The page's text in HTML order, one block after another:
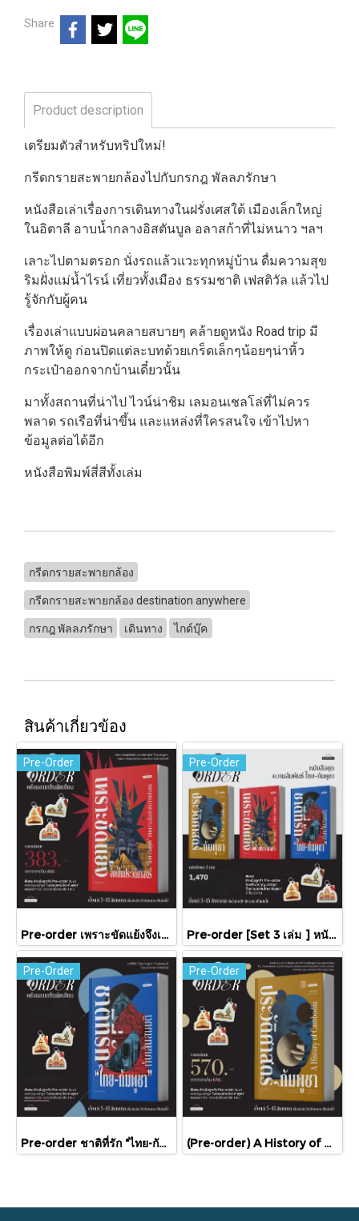
Share
Product description
เตรียมตัวสำหรับทริปใหม่!
กรีดกรายสะพายกล้องไปกับกรกฎ พัลลภรักษา
หนังสือเล่าเรื่องการเดินทางในฝรั่งเศสใต้ เมืองเล็กใหญ่
ในอิตาลี อาบน้ำกลางอิสตันบูล อลาสก้าที่ไม่หนาว ฯลฯ
เลาะไปตามตรอก นั่งรถแล้วแวะทุกหมู่บ้าน ดื่มความสุข
ริมฝั่งแม่น้ำไรน์ เที่ยวทั้งเมือง ธรรมชาติ เฟสติวัล แล้วไป
รู้จักกับผู้คน
เรื่องเล่าแบบผ่อนคลายสบายๆ คล้ายดูหนัง Road trip มี
ภาพให้ดู ก่อนปิดแต่ละบทด้วยเกร็ดเล็กๆน้อยๆน่าหิ้ว
กระเป๋าออกจากบ้านเดี๋ยวนั้น
มาทั้งสถานที่น่าไป ไวน์น่าชิม เลมอนเชลโล่ที่ไม่ควร
พลาด รถเรือที่น่าขึ้น และแหล่งที่ใครสนใจ เข้าไปหา
ข้อมูลต่อได้อีก
หนังสือพิมพ์สี่สีทั้งเล่ม
กรีดกรายสะพายกล้อง
กรีดกรายสะพายกล้อง destination anywhere
กรกฎ พัลลภรักษา เดินทาง ไกด์บุ๊ค
สินค้าเกี่ยวข้อง
Pre-Order
Pre-order เพราะขัดแย้งจึงเป็นประวัติศาสตร์ "ไทย-กัมพูชา" กับความสัมพันธ์หวานปนขม / มติชน
Pre-Order
Pre-order [Set 3 เล่ม ] หนังสือชุดความสัมพันธ์ "ไทย-กัมพูชา" / มติชน
Pre-Order
Pre-order ชาติที่รัก "ไทย-กัมพูชา" กับเส้นสมมติ / พวงทอง ภวัครพันธุ์ / มติชน
Pre-Order
(Pre-order) A History of Cambodia ประวัติศาสตร์กัมพูชา (ฉบับปรับปรุงใหม่) / David Chandler / มติชน